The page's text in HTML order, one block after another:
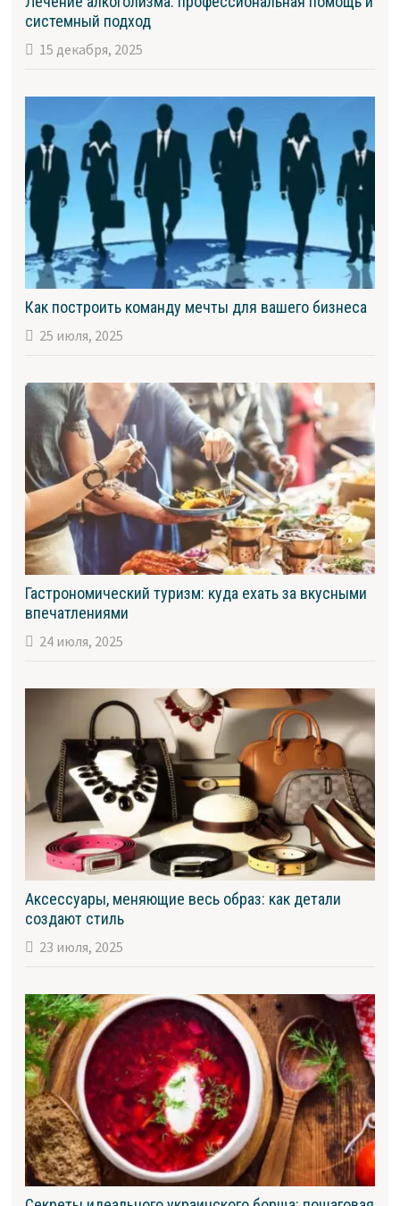
системный подход
15 декабря, 2025
Как построить команду мечты для вашего бизнеса
25 июля, 2025
Гастрономический туризм: куда ехать за вкусными
впечатлениями
24 июля, 2025
Аксессуары, меняющие весь образ: как детали
создают стиль
23 июля, 2025